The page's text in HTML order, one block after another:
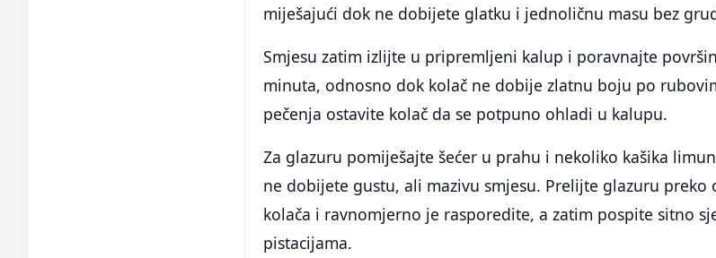
miješajući dok ne dobijete glatku i jednoličnu masu bez
Smjesu zatim izlijte u pripremljeni kalup i poravnajte
minuta, odnosno dok kolač ne dobije zlatnu boju po
pečenja ostavite kolač da se potpuno ohladi u kalupu.
Za glazuru pomiješajte šećer u prahu i nekoliko kašika
ne dobijete gustu, ali mazivu smjesu. Prelijte glazuru preko
kolača i ravnomjerno je rasporedite, a zatim pospite sitno
pistacijama.